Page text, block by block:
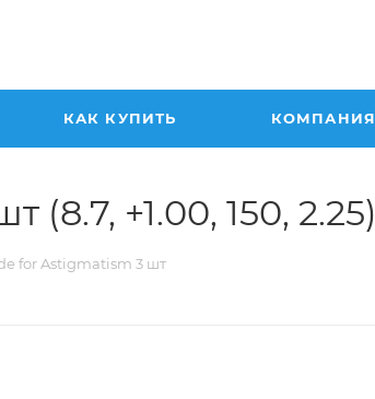
КАК КУПИТЬ КОМПАНИЯ
+1.00, 150, 2.25)
for Astigmatism 3 шт